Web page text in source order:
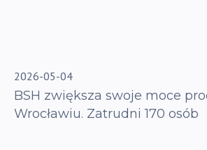
2026-05-04
BSH zwiększa swoje moce
Wrocławiu. Zatrudni 170 osób